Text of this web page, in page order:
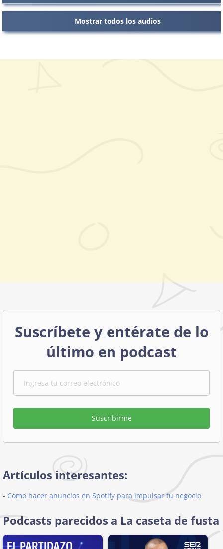
Mostrar todos los audios
Suscríbete y entérate de lo
último en podcast
Suscribirme
Artículos interesantes:
- Cómo hacer anuncios en Spotify para impulsar tu negocio
Podcasts parecidos a La caseta de fusta